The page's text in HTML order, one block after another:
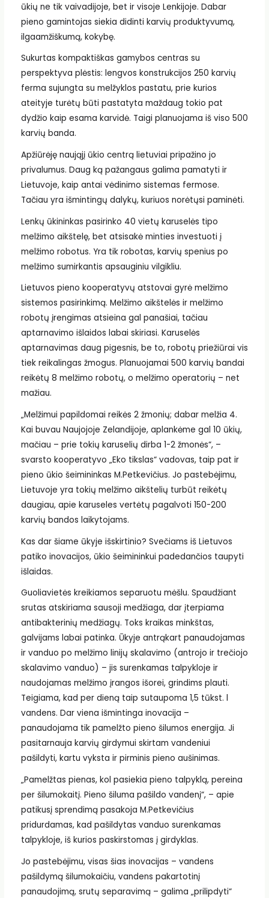
ūkių ne tik vaivadijoje, bet ir visoje Lenkijoje. Dabar
pieno gamintojas siekia didinti karvių produktyvumą,
ilgaamžiškumą, kokybę.
Sukurtas kompaktiškas gamybos centras su
perspektyva plėstis: lengvos konstrukcijos 250 karvių
ferma sujungta su melžyklos pastatu, prie kurios
ateityje turėtų būti pastatyta maždaug tokio pat
dydžio kaip esama karvidė. Taigi planuojama iš viso 500
karvių banda.
Apžiūrėję naująjį ūkio centrą lietuviai pripažino jo
privalumus. Daug ką pažangaus galima pamatyti ir
Lietuvoje, kaip antai vėdinimo sistemas fermose.
Tačiau yra išmintingų dalykų, kuriuos norėtųsi paminėti.
Lenkų ūkininkas pasirinko 40 vietų karuselės tipo
melžimo aikštelę, bet atsisakė minties investuoti į
melžimo robotus. Yra tik robotas, karvių spenius po
melžimo sumirkantis apsauginiu vilgikliu.
Lietuvos pieno kooperatyvų atstovai gyrė melžimo
sistemos pasirinkimą. Melžimo aikštelės ir melžimo
robotų įrengimas atsieina gal panašiai, tačiau
aptarnavimo išlaidos labai skiriasi. Karuselės
aptarnavimas daug pigesnis, be to, robotų priežiūrai vis
tiek reikalingas žmogus. Planuojamai 500 karvių bandai
reikėtų 8 melžimo robotų, o melžimo operatorių – net
mažiau.
„Melžimui papildomai reikės 2 žmonių; dabar melžia 4.
Kai buvau Naujojoje Zelandijoje, aplankėme gal 10 ūkių,
mačiau – prie tokių karuselių dirba 1-2 žmonės“, –
svarsto kooperatyvo „Eko tikslas“ vadovas, taip pat ir
pieno ūkio šeimininkas M.Petkevičius. Jo pastebėjimu,
Lietuvoje yra tokių melžimo aikštelių turbūt reikėtų
daugiau, apie karuseles vertėtų pagalvoti 150-200
karvių bandos laikytojams.
Kas dar šiame ūkyje išskirtinio? Svečiams iš Lietuvos
patiko inovacijos, ūkio šeimininkui padedančios taupyti
išlaidas.
Guoliavietės kreikiamos separuotu mėšlu. Spaudžiant
srutas atskiriama sausoji medžiaga, dar įterpiama
antibakterinių medžiagų. Toks kraikas minkštas,
galvijams labai patinka. Ūkyje antrąkart panaudojamas
ir vanduo po melžimo linijų skalavimo (antrojo ir trečiojo
skalavimo vanduo) – jis surenkamas talpykloje ir
naudojamas melžimo įrangos išorei, grindims plauti.
Teigiama, kad per dieną taip sutaupoma 1,5 tūkst. l
vandens. Dar viena išmintinga inovacija –
panaudojama tik pamelžto pieno šilumos energija. Ji
pasitarnauja karvių girdymui skirtam vandeniui
pašildyti, kartu vyksta ir pirminis pieno aušinimas.
„Pamelžtas pienas, kol pasiekia pieno talpyklą, pereina
per šilumokaitį. Pieno šiluma pašildo vandenį“, – apie
patikusį sprendimą pasakoja M.Petkevičius
pridurdamas, kad pašildytas vanduo surenkamas
talpykloje, iš kurios paskirstomas į girdyklas.
Jo pastebėjimu, visas šias inovacijas – vandens
pašildymą šilumokaičiu, vandens pakartotinį
panaudojimą, srutų separavimą – galima „prilipdyti“